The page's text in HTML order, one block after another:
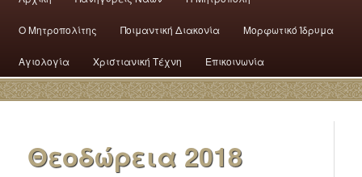
Ο Mητροπολίτης Ποιμαντική Διακονία Μορφωτικό Ίδρυμα
Αγιολογία Χριστιανική Τέχνη Επικοινωνία
Θεοδώρεια 2018